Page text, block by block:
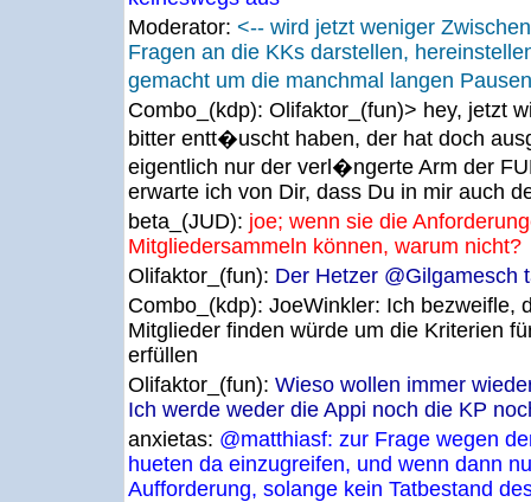
Moderator: <-- wird jetzt weniger
Fragen an die KKs darstellen,
gemacht um die manchmal langen
Combo_(kdp): Olifaktor_(fun)> hey, jetzt
bitter entt�uscht haben, der hat doch
eigentlich nur der verl�ngerte Arm der
erwarte ich von Dir, dass Du in mir auch
beta_(JUD): joe; wenn sie die
Mitgliedersammeln können, warum nicht?
Olifaktor_(fun): Der Hetzer @Gilgamesch
Combo_(kdp): JoeWinkler: Ich bezweifle,
Mitglieder finden würde um die Kriterien
erfüllen
Olifaktor_(fun): Wieso wollen immer
Ich werde weder die Appi noch die KP
anxietas: @matthiasf: zur Frage wegen
hueten da einzugreifen, und wenn dann
Aufforderung, solange kein Tatbestand